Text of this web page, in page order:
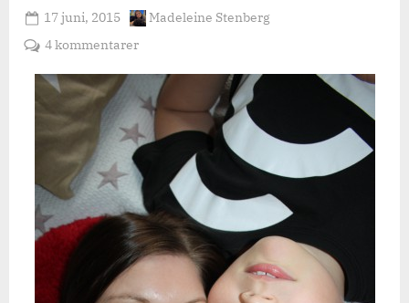
Posted
on
17 juni, 2015 By
Madeleine Stenberg
4 kommentarertill
underbara
semesterdag!